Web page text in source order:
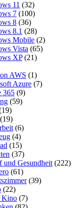
11 (32)
7 (100)
8 (36)
8.1 (28)
Mobile (2)
Vista (65)
XP(21)
AWS (1)
Azure (7)
365 (9)
(59)
(19)
(6)
(4)
(15)
(37)
und Gesundheit (222)
(61)
(39)
(22)
Kino (7)